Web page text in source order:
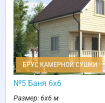
БРУС КАМЕРНОЙ СУШКИ
№5 Баня 6х6
Размер: 6х6 м